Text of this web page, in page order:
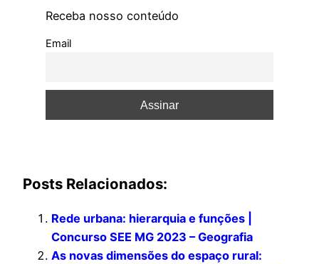
Receba nosso conteúdo
Email
Posts Relacionados:
Rede urbana: hierarquia e funções |
Concurso SEE MG 2023 – Geografia
As novas dimensões do espaço rural: